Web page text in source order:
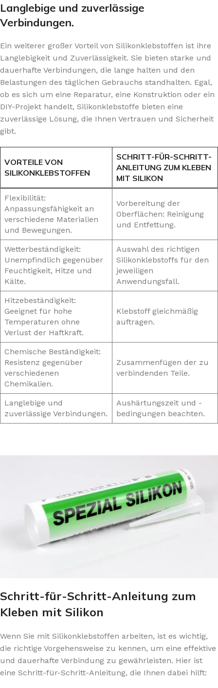
Langlebige und zuverlässige
Verbindungen.
Ein weiterer großer Vorteil von Silikonklebstoffen ist ihre
Langlebigkeit und Zuverlässigkeit. Sie bieten starke und
dauerhafte Verbindungen, die lange halten und den
Belastungen des täglichen Gebrauchs standhalten. Egal,
ob es sich um eine Reparatur, eine Konstruktion oder ein
DIY-Projekt handelt, Silikonklebstoffe bieten eine
zuverlässige Lösung, die Ihnen Vertrauen und Sicherheit
gibt.
VORTEILE VON
SILIKONKLEBSTOFFEN
SCHRITT-FÜR-SCHRITT-
ANLEITUNG ZUM KLEBEN
MIT SILIKON
Flexibilität:
Anpassungsfähigkeit an
verschiedene Materialien
und Bewegungen.
Vorbereitung der
Oberflächen: Reinigung
und Entfettung.
Wetterbeständigkeit:
Unempfindlich gegenüber
Feuchtigkeit, Hitze und
Kälte.
Auswahl des richtigen
Silikonklebstoffs für den
jeweiligen
Anwendungsfall.
Hitzebeständigkeit:
Geeignet für hohe
Temperaturen ohne
Verlust der Haftkraft.
Klebstoff gleichmäßig
auftragen.
Chemische Beständigkeit:
Resistenz gegenüber
verschiedenen
Chemikalien.
Zusammenfügen der zu
verbindenden Teile.
Langlebige und
zuverlässige Verbindungen.
Aushärtungszeit und -
bedingungen beachten.
Schritt-für-Schritt-Anleitung zum
Kleben mit Silikon
Wenn Sie mit Silikonklebstoffen arbeiten, ist es wichtig,
die richtige Vorgehensweise zu kennen, um eine effektive
und dauerhafte Verbindung zu gewährleisten. Hier ist
eine Schritt-für-Schritt-Anleitung, die Ihnen dabei hilft: